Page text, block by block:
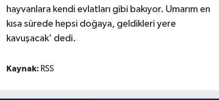
hayvanlara kendi evlatları gibi bakıyor. Umarım en
kısa sürede hepsi doğaya, geldikleri yere
kavuşacak' dedi.
Kaynak: RSS